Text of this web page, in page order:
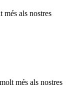
als nostres
més als nostres